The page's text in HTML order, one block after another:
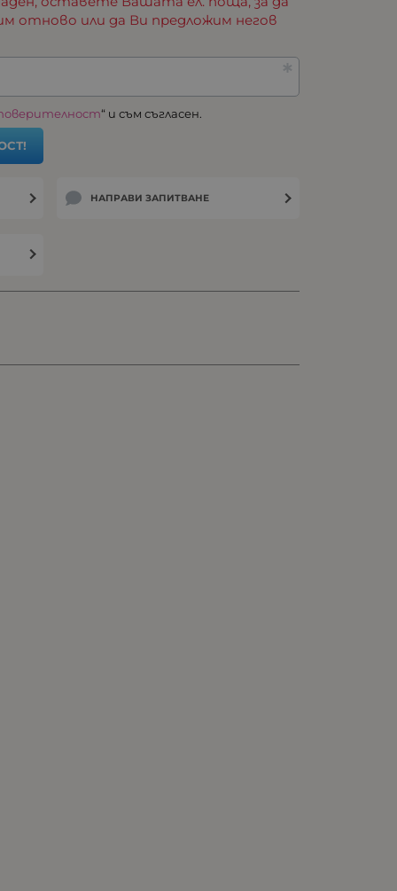
отново или да Ви предложим негов
“ и съм съгласен.
НАПРАВИ ЗАПИТВАНЕ